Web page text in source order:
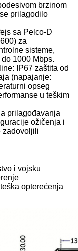
brzinom
prilagodilo
sa Pelco-D
za
sisteme,
1000 Mbps.
IP67 zaštita od
(napajanje:
opseg
u teškim
prilagođavanja
ožičenja i
zadovoljili
i vojsku
opterećenja